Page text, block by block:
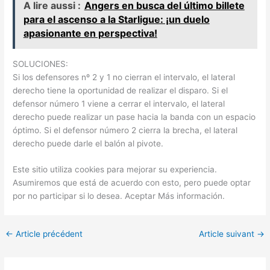
A lire aussi : Angers en busca del último billete
para el ascenso a la Starligue: ¡un duelo
apasionante en perspectiva!
SOLUCIONES:
Si los defensores nº 2 y 1 no cierran el intervalo, el lateral
derecho tiene la oportunidad de realizar el disparo. Si el
defensor número 1 viene a cerrar el intervalo, el lateral
derecho puede realizar un pase hacia la banda con un espacio
óptimo. Si el defensor número 2 cierra la brecha, el lateral
derecho puede darle el balón al pivote.
Este sitio utiliza cookies para mejorar su experiencia.
Asumiremos que está de acuerdo con esto, pero puede optar
por no participar si lo desea. Aceptar Más información.
← Article précédent Article suivant →